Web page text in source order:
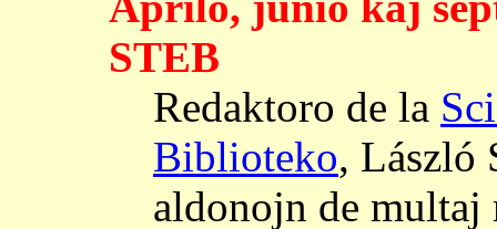
STEB
Redaktoro de la
Biblioteko, László
aldonojn de multaj